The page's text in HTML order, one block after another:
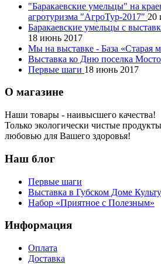
"Баракаевские умельцы" на
агротуризма "АгроТур-2017" 20
Баракаевские умельцы с
18 июнь 2017
Мы на выставке - База «Старая
Выставка ко Дню поселка
Первые шаги 18 июнь 2017
О магазине
Наши товары - наивысшего качества!
Только экологически чистые
любовью для Вашего здоровья!
Наш блог
Первые шаги
Выставка в Губском Доме
Набор «Приятное с Полезным»
Информация
Оплата
Доставка